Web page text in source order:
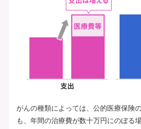
がんの種類によっては、公的医療保険
も、年間の治療費が数十万円にのぼる